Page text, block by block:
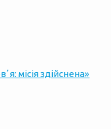
місія здійснена»